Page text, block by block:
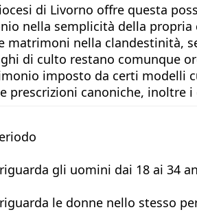
di Livorno offre questa
nella semplicità della
nella clandestinità,
di culto restano comunque
imposto da certi
prescrizioni canoniche, inoltre
gli uomini dai 18 ai 34
le donne nello stesso